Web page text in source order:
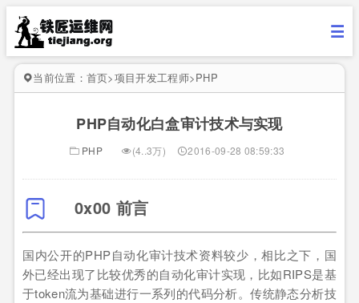
当前位置： 首页>项目开发工程师>PHP
PHP自动化白盒审计技术与实现
PHP (4..3万) 2016-09-28 08:59:33
0x00 前言
国内公开的PHP自动化审计技术资料较少，相比之下，国
外已经出现了比较优秀的自动化审计实现，比如RIPS是基
于token流为基础进行一系列的代码分析。传统静态分析技